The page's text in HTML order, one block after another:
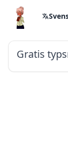
Gratis